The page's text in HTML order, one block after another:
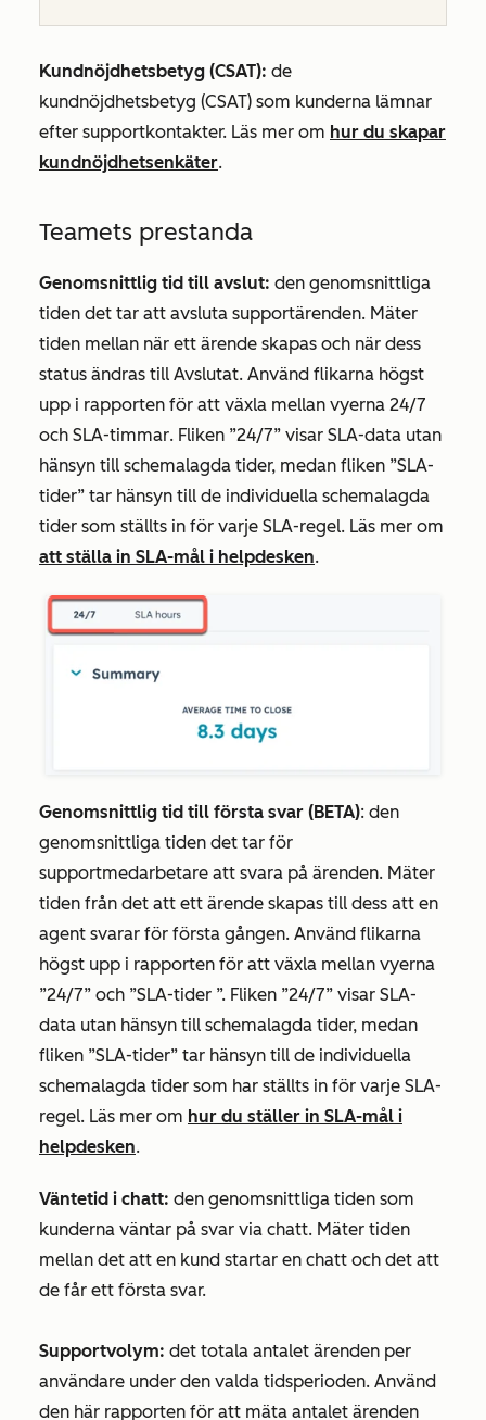
Kundnöjdhetsbetyg (CSAT): de
kundnöjdhetsbetyg (CSAT) som kunderna lämnar
efter supportkontakter. Läs mer om hur du skapar
kundnöjdhetsenkäter.
Teamets prestanda
Genomsnittlig tid till avslut: den genomsnittliga
tiden det tar att avsluta supportärenden. Mäter
tiden mellan när ett ärende skapas och när dess
status ändras till Avslutat. Använd flikarna högst
upp i rapporten för att växla mellan vyerna 24/7
och SLA-timmar. Fliken ”24/7” visar SLA-data utan
hänsyn till schemalagda tider, medan fliken ”SLA-
tider” tar hänsyn till de individuella schemalagda
tider som ställts in för varje SLA-regel. Läs mer om
att ställa in SLA-mål i helpdesken.
Genomsnittlig tid till första svar (BETA): den
genomsnittliga tiden det tar för
supportmedarbetare att svara på ärenden. Mäter
tiden från det att ett ärende skapas till dess att en
agent svarar för första gången. Använd flikarna
högst upp i rapporten för att växla mellan vyerna
”24/7” och ”SLA-tider ”. Fliken ”24/7” visar SLA-
data utan hänsyn till schemalagda tider, medan
fliken ”SLA-tider” tar hänsyn till de individuella
schemalagda tider som har ställts in för varje SLA-
regel. Läs mer om hur du ställer in SLA-mål i
helpdesken.
Väntetid i chatt: den genomsnittliga tiden som
kunderna väntar på svar via chatt. Mäter tiden
mellan det att en kund startar en chatt och det att
de får ett första svar.
Supportvolym: det totala antalet ärenden per
användare under den valda tidsperioden. Använd
den här rapporten för att mäta antalet ärenden